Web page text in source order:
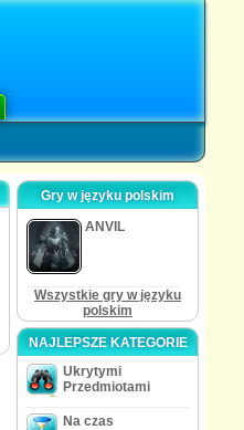
Gry w języku polskim
ANVIL
Wszystkie gry w języku
polskim
NAJLEPSZE KATEGORIE
Ukrytymi
Przedmiotami
Na czas